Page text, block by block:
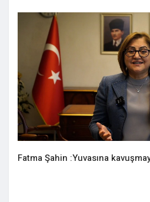
Fatma Şahin :Yuvasına